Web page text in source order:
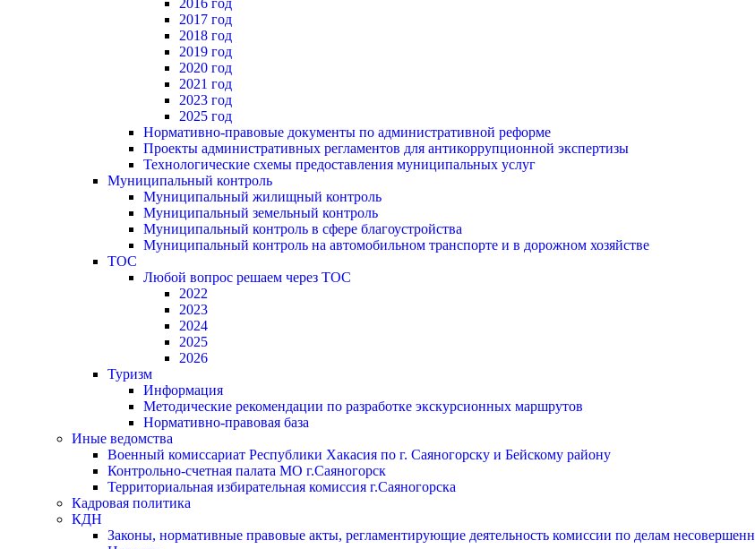
2016 год
2017 год
2018 год
2019 год
2020 год
2021 год
2023 год
2025 год
Нормативно-правовые документы по административной реформе
Проекты административных регламентов для антикоррупционной экспертизы
Технологические схемы предоставления муниципальных услуг
Муниципальный контроль
Муниципальный жилищный контроль
Муниципальный земельный контроль
Муниципальный контроль в сфере благоустройства
Муниципальный контроль на автомобильном транспорте и в дорожном хозяйстве
ТОС
Любой вопрос решаем через ТОС
2022
2023
2024
2025
2026
Туризм
Информация
Методические рекомендации по разработке экскурсионных маршрутов
Нормативно-правовая база
Иные ведомства
Военный комиссариат Республики Хакасия по г. Саяногорску и Бейскому району
Контрольно-счетная палата МО г.Саяногорск
Территориальная избирательная комиссия г.Саяногорска
Кадровая политика
КДН
Законы, нормативные правовые акты, регламентирующие деятельность комиссии по делам